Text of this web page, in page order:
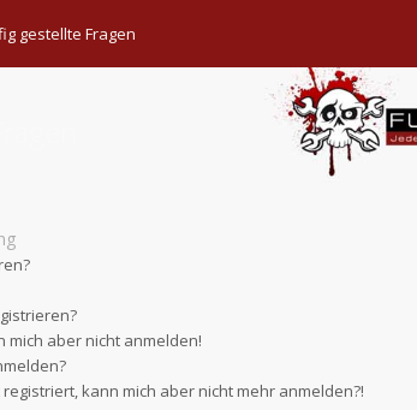
gestellte Fragen
mich aber nicht anmelden!
kann mich aber nicht mehr anmelden?!